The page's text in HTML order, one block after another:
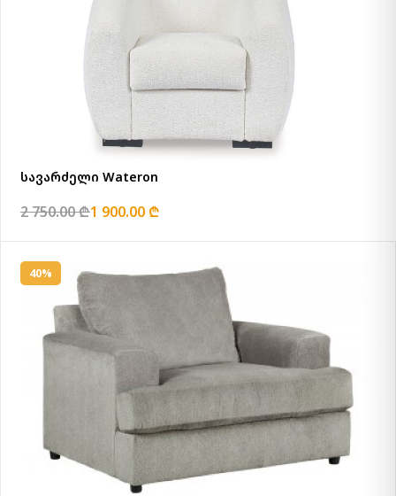
სავარძელი Wateron
2 750.00 ₾1 900.00 ₾
40%